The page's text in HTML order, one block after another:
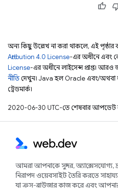
অন্য কিছু উল্লেখ না করা থাকলে, এই পৃষ্ঠার
Attribution 4.0 License-এর অধীনে এবং
License-এর অধীনে লাইসেন্স প্রাপ্ত। আরও
নীতিদেখুন। Java হল Oracle এবং/অথবা
ট্রেডমার্ক।
2020-06-30 UTC-তে শেষবার আপডেট
আমরা আপনাকে সুন্দর, অ্যাক্সেসযোগ্য,
নিরাপদ ওয়েবসাইট তৈরি করতে
যা ক্রস-ব্রাউজার কাজ করে এবং